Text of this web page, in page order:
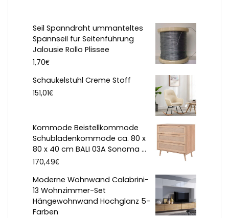
Seil Spanndraht ummanteltes
Spannseil für Seitenführung
Jalousie Rollo Plissee
1,70€
Schaukelstuhl Creme Stoff
151,01€
Kommode Beistellkommode
Schubladenkommode ca. 80 x
80 x 40 cm BALI 03A Sonoma ...
170,49€
Moderne Wohnwand Calabrini-
13 Wohnzimmer-Set
Hängewohnwand Hochglanz 5-
Farben